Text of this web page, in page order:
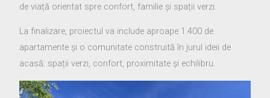
de viață orientat spre confort, familie și spații verzi.
La finalizare, proiectul va include aproape 1.400 de
apartamente și o comunitate construită în jurul ideii de
acasă: spații verzi, confort, proximitate și echilibru.